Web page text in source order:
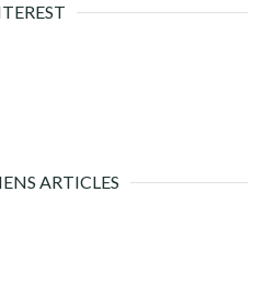
ARTICLES